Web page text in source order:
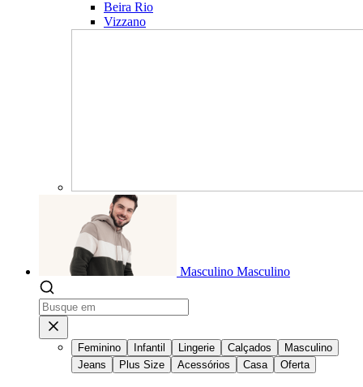
Beira Rio
Vizzano
Masculino Masculino
Feminino Infantil Lingerie Calçados
Masculino
Jeans
Plus Size Acessórios Casa Oferta